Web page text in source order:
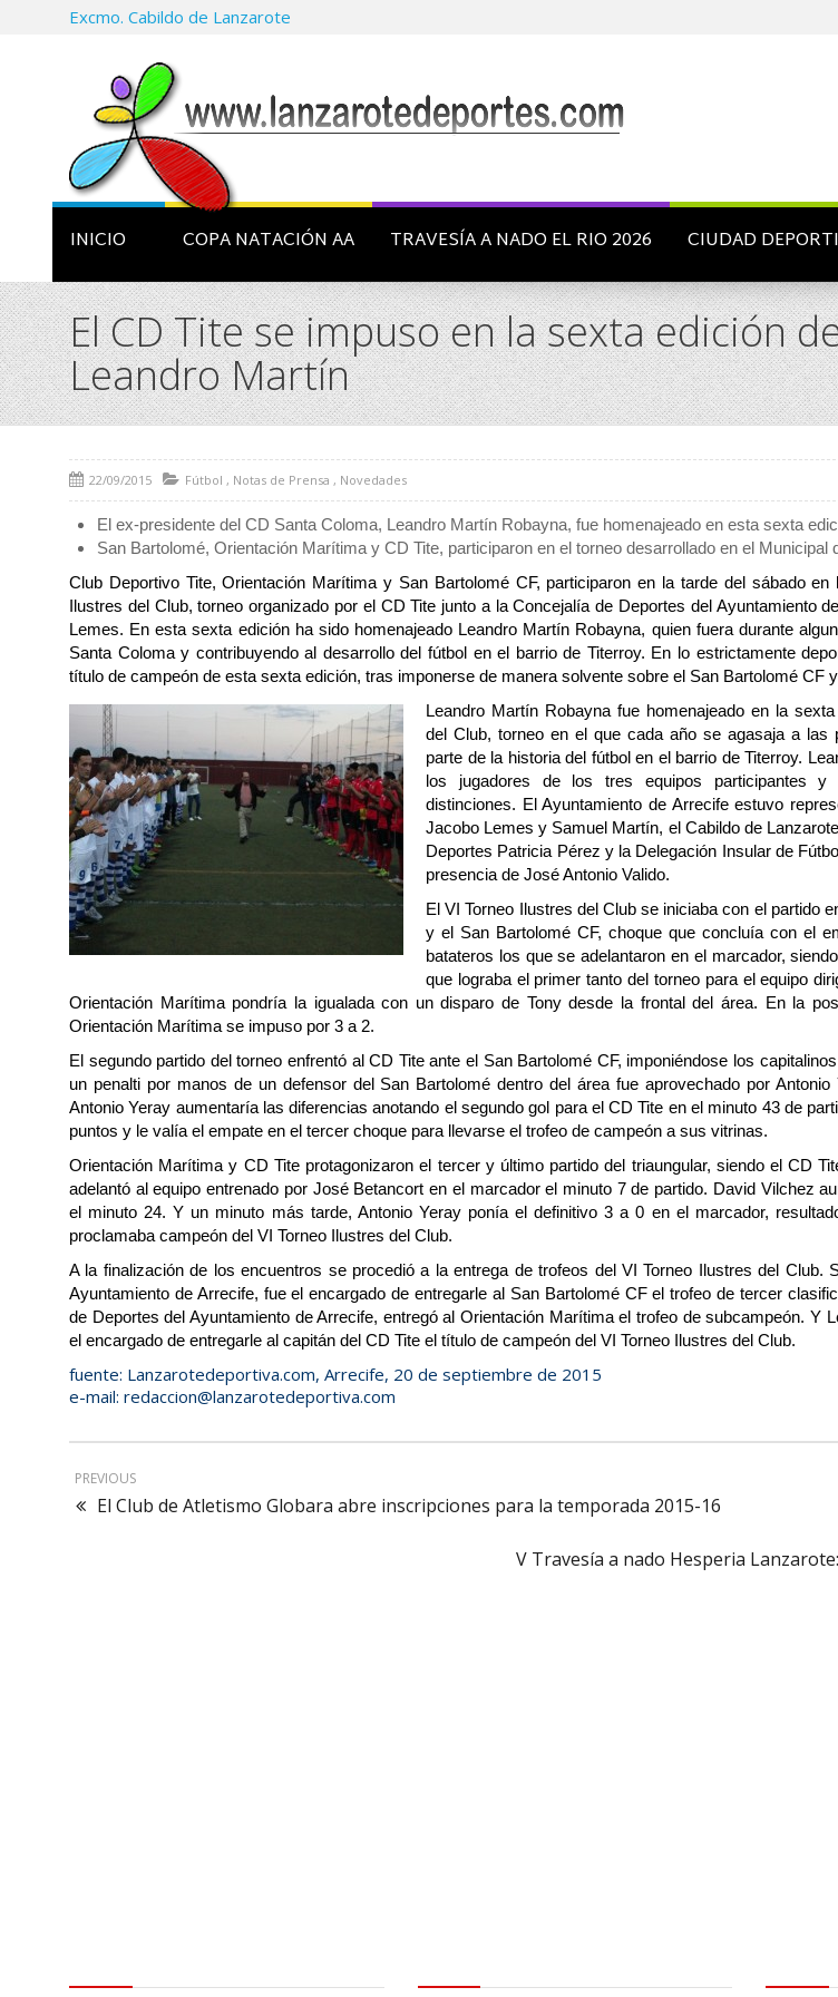
Excmo. Cabildo de Lanzarote
INICIO COPA NATACIÓN AA TRAVESÍA A NADO EL RIO 2026 CIUDAD
El CD Tite se impuso en la sexta edición
Leandro Martín
22/09/2015 Fútbol , Notas de Prensa , Novedades
El ex-presidente del CD Santa Coloma, Leandro Martín Robayna, fue homenajeado en esta sexta
San Bartolomé, Orientación Marítima y CD Tite, participaron en el torneo desarrollado en el Municipal
Club Deportivo Tite, Orientación Marítima y San Bartolomé CF, participaron en la tarde del sábado en
Ilustres del Club, torneo organizado por el CD Tite junto a la Concejalía de Deportes del Ayuntamiento
Lemes. En esta sexta edición ha sido homenajeado Leandro Martín Robayna, quien fuera durante
Santa Coloma y contribuyendo al desarrollo del fútbol en el barrio de Titerroy. En lo estrictamente
título de campeón de esta sexta edición, tras imponerse de manera solvente sobre el San Bartolomé CF
Leandro Martín Robayna fue homenajeado en la
del Club, torneo en el que cada año se agasaja a las
parte de la historia del fútbol en el barrio de Titerroy.
los jugadores de los tres equipos participantes y
distinciones. El Ayuntamiento de Arrecife estuvo
Jacobo Lemes y Samuel Martín, el Cabildo de
Deportes Patricia Pérez y la Delegación Insular de
presencia de José Antonio Valido.
El VI Torneo Ilustres del Club se iniciaba con el partido
y el San Bartolomé CF, choque que concluía con el
batateros los que se adelantaron en el marcador,
que lograba el primer tanto del torneo para el equipo
Orientación Marítima pondría la igualada con un disparo de Tony desde la frontal del área. En la
Orientación Marítima se impuso por 3 a 2.
El segundo partido del torneo enfrentó al CD Tite ante el San Bartolomé CF, imponiéndose los
un penalti por manos de un defensor del San Bartolomé dentro del área fue aprovechado por
Antonio Yeray aumentaría las diferencias anotando el segundo gol para el CD Tite en el minuto 43 de
puntos y le valía el empate en el tercer choque para llevarse el trofeo de campeón a sus vitrinas.
Orientación Marítima y CD Tite protagonizaron el tercer y último partido del triaungular, siendo el CD
adelantó al equipo entrenado por José Betancort en el marcador el minuto 7 de partido. David Vilchez
el minuto 24. Y un minuto más tarde, Antonio Yeray ponía el definitivo 3 a 0 en el marcador,
proclamaba campeón del VI Torneo Ilustres del Club.
A la finalización de los encuentros se procedió a la entrega de trofeos del VI Torneo Ilustres del Club.
Ayuntamiento de Arrecife, fue el encargado de entregarle al San Bartolomé CF el trofeo de tercer
de Deportes del Ayuntamiento de Arrecife, entregó al Orientación Marítima el trofeo de subcampeón. Y
el encargado de entregarle al capitán del CD Tite el título de campeón del VI Torneo Ilustres del Club.
fuente: Lanzarotedeportiva.com, Arrecife, 20 de septiembre de 2015
e-mail: redaccion@lanzarotedeportiva.com
PREVIOUS
El Club de Atletismo Globara abre inscripciones para la temporada 2015-16
V Travesía a nado Hesperia
logo